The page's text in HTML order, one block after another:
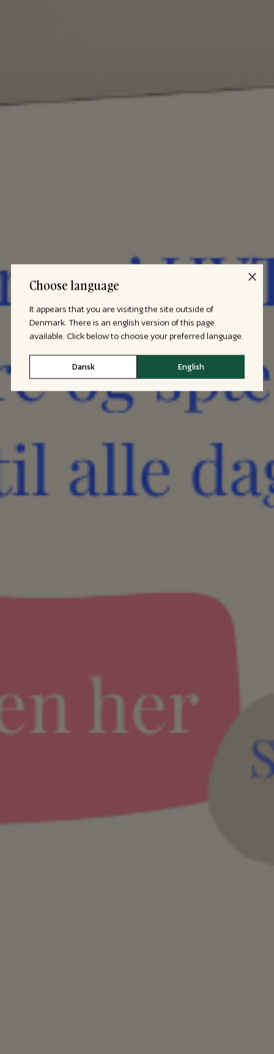
Choose language
It appears that you are visiting the site outside of
Denmark. There is an english version of this page
available. Click below to choose your preferred language.
Dansk English